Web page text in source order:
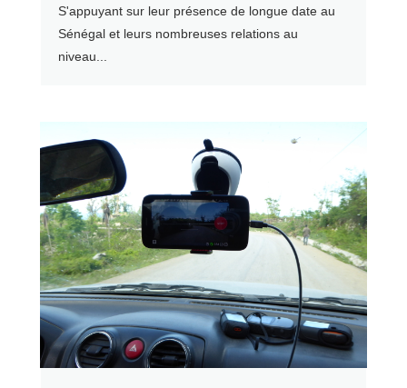
S'appuyant sur leur présence de longue date au
Sénégal et leurs nombreuses relations au
niveau...